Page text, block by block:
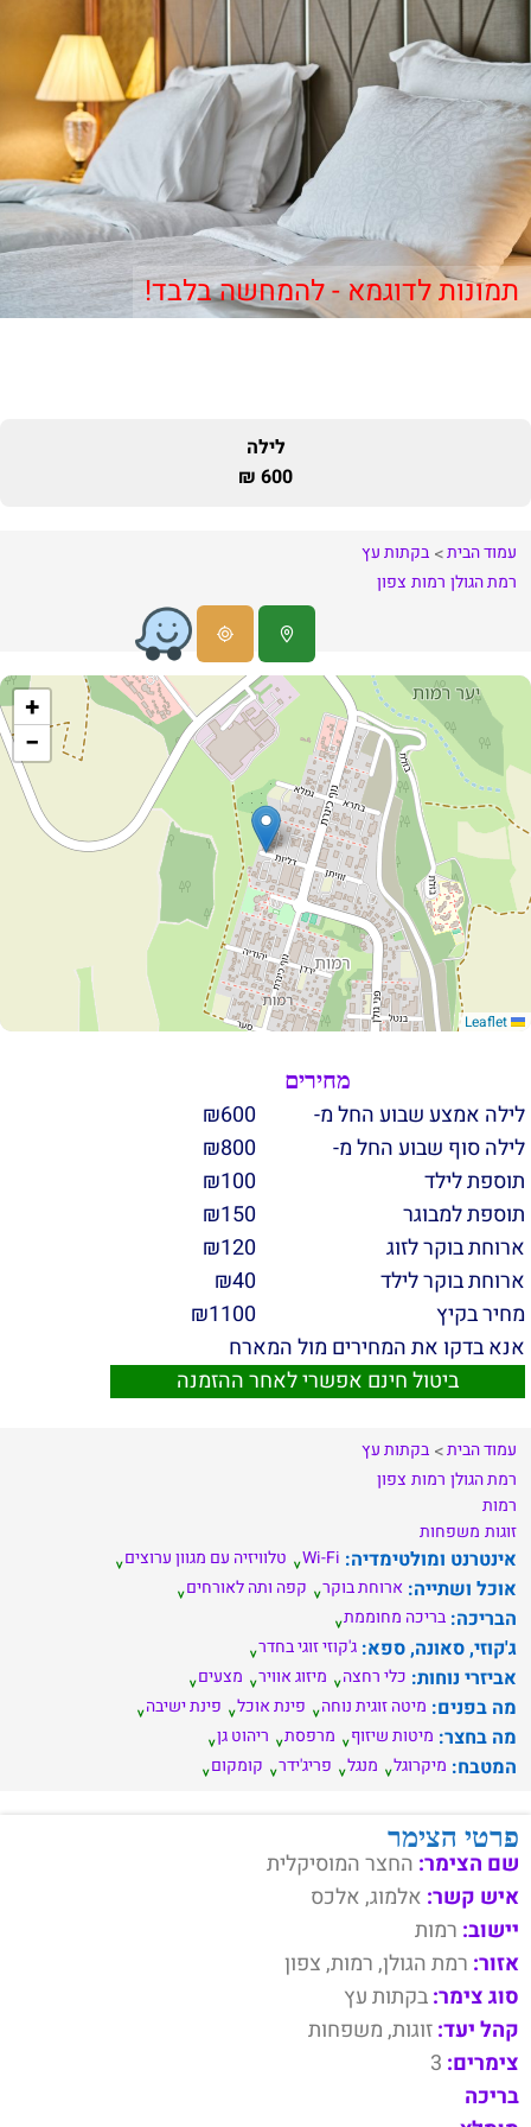
תמונות לדוגמא - להמחשה בלבד!
לילה
600 ₪
עמוד הבית
בקתות עץ
רמת הגולן רמות צפון
+
−
מחירים
לילה אמצע שבוע החל מ- 600
₪
לילה סוף שבוע החל מ-
800
₪
תוספת לילד
100
₪
תוספת למבוגר
150
₪
ארוחת בוקר לזוג
120
₪
ארוחת בוקר לילד
40
₪
מחיר בקיץ
1100
₪
אנא בדקו את המחירים מול המארח
ביטול חינם אפשרי לאחר ההזמנה
עמוד הבית
בקתות עץ
רמת הגולן רמות צפון
רמות
זוגות משפחות
אינטרנט ומולטימדיה: Wi-Fi טלוויזיה עם מגוון ערוצים
אוכל ושתייה: ארוחת בוקר קפה ותה לאורחים
הבריכה: בריכה מחוממת
ג'קוזי, סאונה, ספא: ג'קוזי זוגי בחדר
אביזרי נוחות: כלי רחצה מיזוג אוויר מצעים
מה בפנים: מיטה זוגית נוחה פינת אוכל פינת ישיבה
מה בחצר: מיטות שיזוף מרפסת ריהוט גן
המטבח: מיקרוגל מנגל פריג'ידר קומקום
פרטי הצימר
שם הצימר: החצר המוסיקלית
איש קשר: אלמוג, אלכס
יישוב: רמות
אזור: רמת הגולן, רמות, צפון
סוג צימר:בקתות עץ
קהל יעד:זוגות, משפחות
צימרים: 3
בריכה